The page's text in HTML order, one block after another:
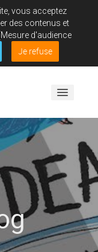
vous acceptez
des contenus et
d'audience
Je refuse